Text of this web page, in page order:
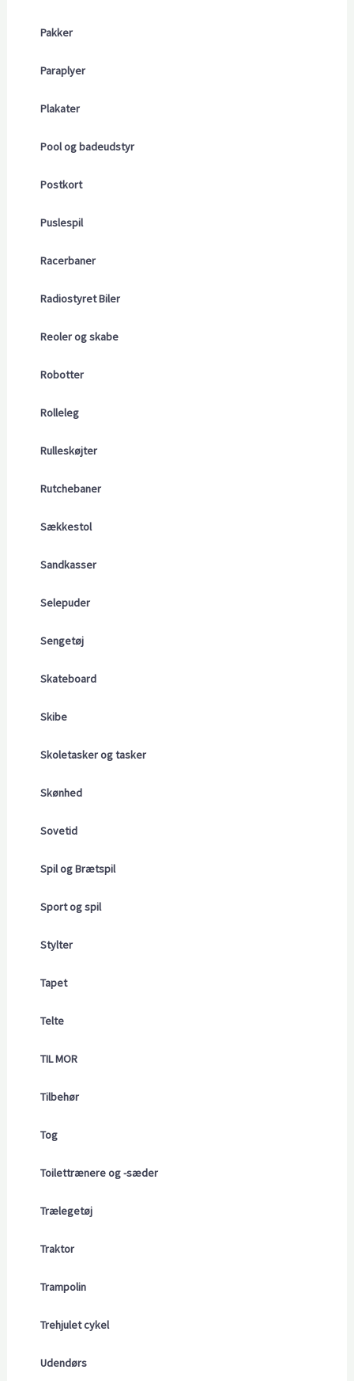
Pakker
Paraplyer
Plakater
Pool og badeudstyr
Postkort
Puslespil
Racerbaner
Radiostyret Biler
Reoler og skabe
Robotter
Rolleleg
Rulleskøjter
Rutchebaner
Sækkestol
Sandkasser
Selepuder
Sengetøj
Skateboard
Skibe
Skoletasker og tasker
Skønhed
Sovetid
Spil og Brætspil
Sport og spil
Stylter
Tapet
Telte
TIL MOR
Tilbehør
Tog
Toilettrænere og -sæder
Trælegetøj
Traktor
Trampolin
Trehjulet cykel
Udendørs